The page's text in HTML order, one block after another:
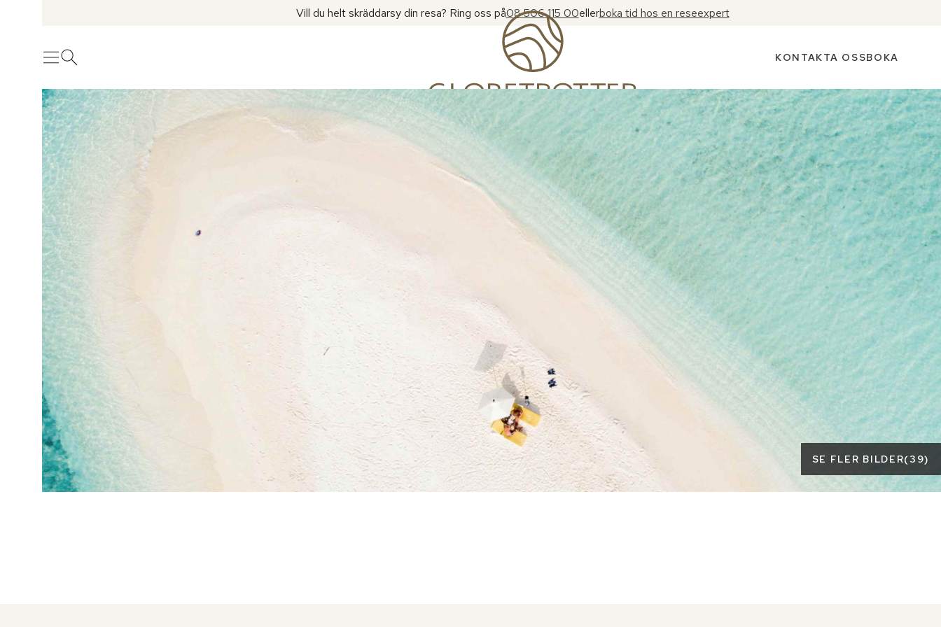
Vill du helt skräddarsy din resa? Ring oss på08 506 115 00ellerboka tid hos en reseexpert
MenyÖppna sök KONTAKTA OSSBOKA
Se fler bilder
SE FLER BILDER( 39)